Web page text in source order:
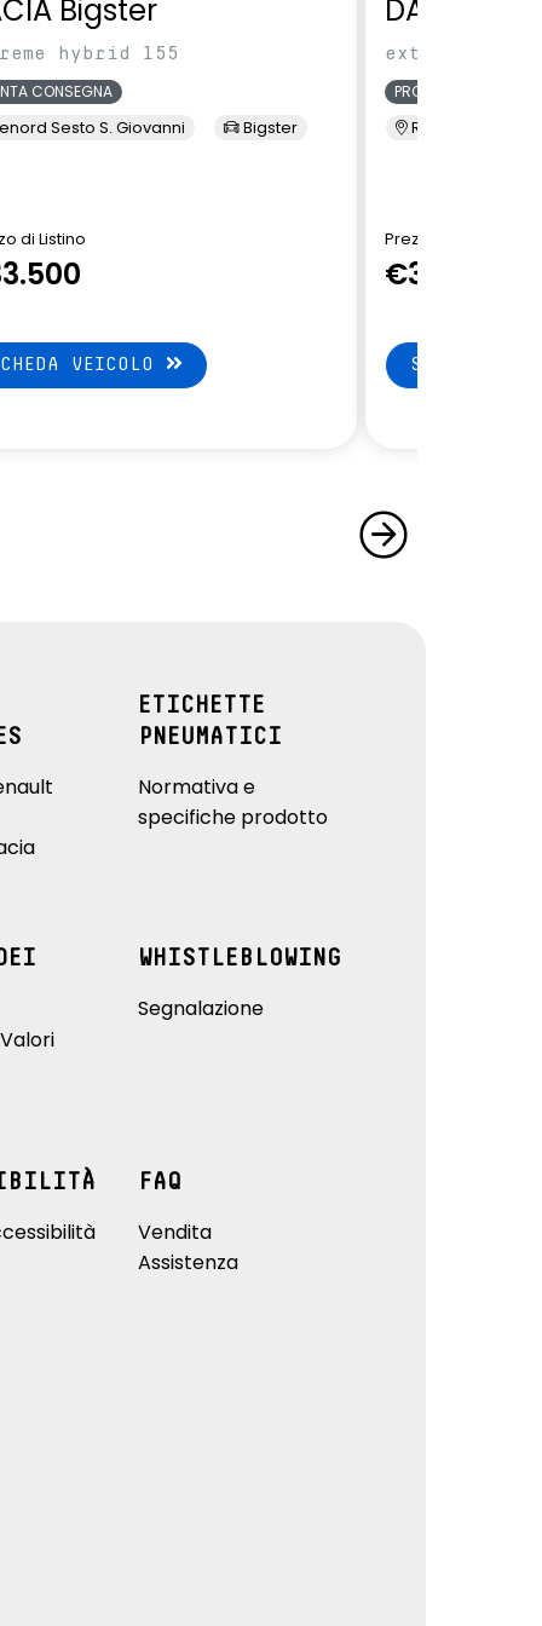
Bigster
hybrid 155
CONSEGNA
Sesto S. Giovanni Bigster
di Listino
VEICOLO
DACIA
extreme
PRONTA CONSEGNA
Renord Sesto S.
Prezzo di Listino
€32.650
SCHEDA
ETICHETTE
PNEUMATICI
Normativa e
specifiche prodotto
WHISTLEBLOWING
Segnalazione
FAQ
Vendita
Assistenza